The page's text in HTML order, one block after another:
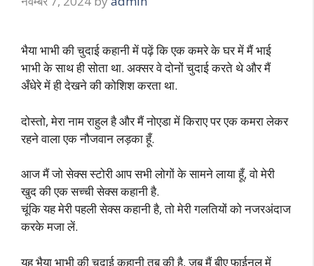
भैया भाभी की चुदाई कहानी में पढ़ें कि एक कमरे के घर में मैं भाई
भाभी के साथ ही सोता था. अक्सर वे दोनों चुदाई करते थे और मैं
अँधेरे में ही देखने की कोशिश करता था.
दोस्तो, मेरा नाम राहुल है और मैं नोएडा में किराए पर एक कमरा लेकर
रहने वाला एक नौजवान लड़का हूँ.
आज मैं जो सेक्स स्टोरी आप सभी लोगों के सामने लाया हूँ, वो मेरी
खुद की एक सच्ची सेक्स कहानी है.
चूंकि यह मेरी पहली सेक्स कहानी है, तो मेरी गलतियों को नजरअंदाज
करके मजा लें.
यह भैया भाभी की चुदाई कहानी तब की है, जब मैं बीए फाईनल में